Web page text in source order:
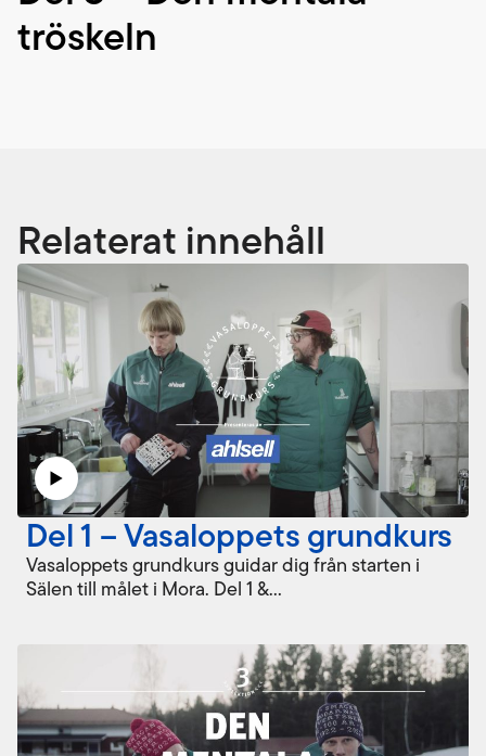
tröskeln
Relaterat innehåll
Del 1 – Vasaloppets grundkurs
Vasaloppets grundkurs guidar dig från starten i
Sälen till målet i Mora. Del 1 &...